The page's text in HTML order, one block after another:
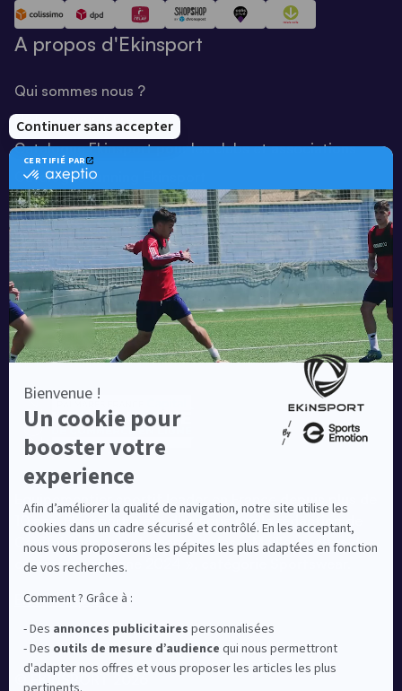
A propos d'Ekinsport
Qui sommes nous ?
Notre savoir-faire
Catalogue Ekinsport pour les clubs et associations
Catalogue running Ekinsport
Blog
Une société de :
Equipementier sportif leader en France depuis plus de
10 ans, Ekinsport a été distingué par la rédaction de
Capital dans son classement des « Meilleurs sites de
commerce en ligne 2024 », catégorie Sportswear.
En savoir plus
© EKINSPORT 2026